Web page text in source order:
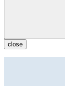
close